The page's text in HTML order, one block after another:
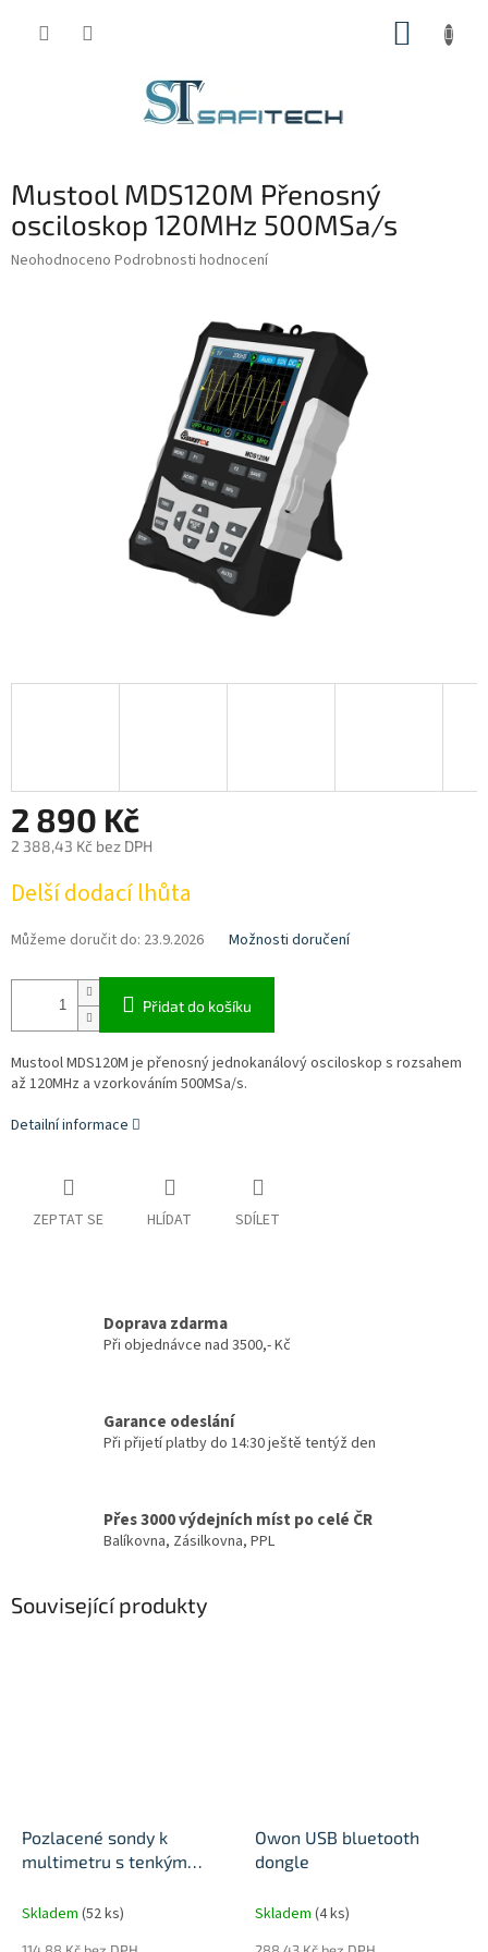
Mustool MDS120M Přenosný
osciloskop 120MHz 500MSa/s
Průměrné
Neohodnoceno Podrobnosti hodnocení
2 890 Kč
2 388,43 Kč bez DPH
cena:
Delší dodací lhůta
Můžeme doručit do: 23.9.2026 Možnosti doručení
Přidat do košíku
Mustool MDS120M je přenosný jednokanálový osciloskop s rozsahem
až 120MHz a vzorkováním 500MSa/s.
Detailní informace
ZEPTAT SE HLÍDAT SDÍLET
Doprava zdarma
Při objednávce nad 3500,- Kč
Garance odeslání
Při přijetí platby do 14:30 ještě tentýž den
Přes 3000 výdejních míst po celé ČR
Balíkovna, Zásilkovna, PPL
Související produkty
Pozlacené sondy k
multimetru s tenkým
Skladem (52 ks)
Owon USB bluetooth
dongle
Skladem (4 ks)